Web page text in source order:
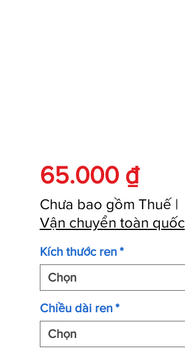
65.000 ₫Giá
Chưa bao gồm Thuế|
Vận chuyển toàn quốc
Kích thước ren*
Chọn
Chiều dài ren*
Chọn